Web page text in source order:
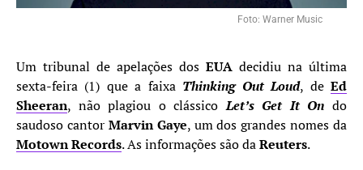
Foto: Warner Music
Um tribunal de apelações dos EUA decidiu na última
sexta-feira (1) que a faixa Thinking Out Loud, deEd
Sheeran, não plagiou o clássicoLet’s Get It On do
saudoso cantor Marvin Gaye, um dos grandes nomes da
Motown Records. As informações são daReuters.